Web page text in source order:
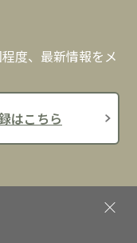
度、最新情報をメ
はこちら
などをご用意して